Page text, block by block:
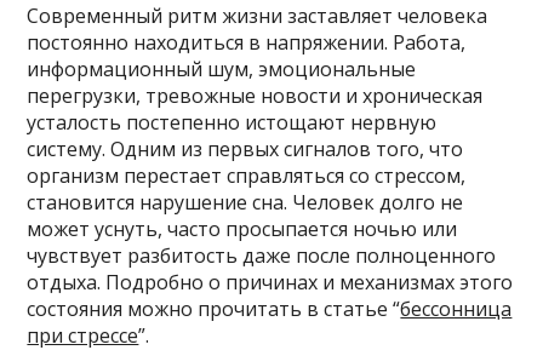
Современный ритм жизни заставляет человека
постоянно находиться в напряжении. Работа,
информационный шум, эмоциональные
перегрузки, тревожные новости и хроническая
усталость постепенно истощают нервную
систему. Одним из первых сигналов того, что
организм перестает справляться со стрессом,
становится нарушение сна. Человек долго не
может уснуть, часто просыпается ночью или
чувствует разбитость даже после полноценного
отдыха. Подробно о причинах и механизмах этого
состояния можно прочитать в статье “бессонница
при стрессе”.